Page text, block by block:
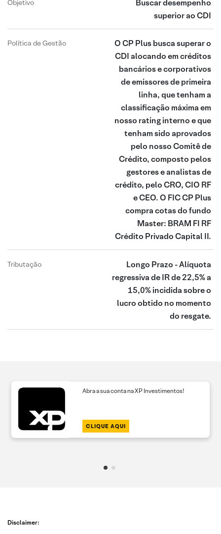
Objetivo
Buscar desempenho
superior ao CDI
Política de Gestão
O CP Plus busca superar o
CDI alocando em créditos
bancários e corporativos
de emissores de primeira
linha, que tenham a
classificação máxima em
nosso rating interno e que
tenham sido aprovados
pelo nosso Comitê de
Crédito, composto pelos
gestores e analistas de
crédito, pelo CRO, CIO RF
e CEO. O FIC CP Plus
compra cotas do fundo
Master: BRAM FI RF
Crédito Privado Capital II.
Tributação
Longo Prazo - Alíquota
regressiva de IR de 22,5% a
15,0% incidida sobre o
lucro obtido no momento
do resgate.
Abra a sua conta na XP Investimentos!
CLIQUE AQUI
Disclaimer: